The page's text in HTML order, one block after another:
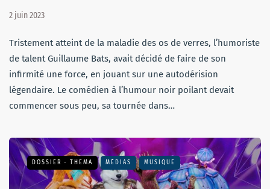
2 juin 2023
Tristement atteint de la maladie des os de verres, l’humoriste
de talent Guillaume Bats, avait décidé de faire de son
infirmité une force, en jouant sur une autodérision
légendaire. Le comédien à l’humour noir poilant devait
commencer sous peu, sa tournée dans…
DOSSIER - THEMA MÉDIAS MUSIQUE